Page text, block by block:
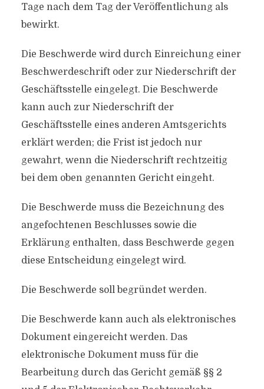
Tage nach dem Tag der Veröffentlichung als
bewirkt.
Die Beschwerde wird durch Einreichung einer
Beschwerdeschrift oder zur Niederschrift der
Geschäftsstelle eingelegt. Die Beschwerde
kann auch zur Niederschrift der
Geschäftsstelle eines anderen Amtsgerichts
erklärt werden; die Frist ist jedoch nur
gewahrt, wenn die Niederschrift rechtzeitig
bei dem oben genannten Gericht eingeht.
Die Beschwerde muss die Bezeichnung des
angefochtenen Beschlusses sowie die
Erklärung enthalten, dass Beschwerde gegen
diese Entscheidung eingelegt wird.
Die Beschwerde soll begründet werden.
Die Beschwerde kann auch als elektronisches
Dokument eingereicht werden. Das
elektronische Dokument muss für die
Bearbeitung durch das Gericht gemäß §§ 2